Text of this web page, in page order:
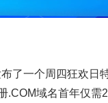
了一个周四狂欢日
.COM域名首年仅需